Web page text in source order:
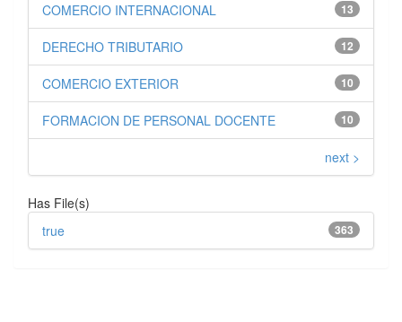
13
COMERCIO INTERNACIONAL
12
DERECHO TRIBUTARIO
10
COMERCIO EXTERIOR
10
FORMACION DE PERSONAL DOCENTE
next >
Has File(s)
363
true